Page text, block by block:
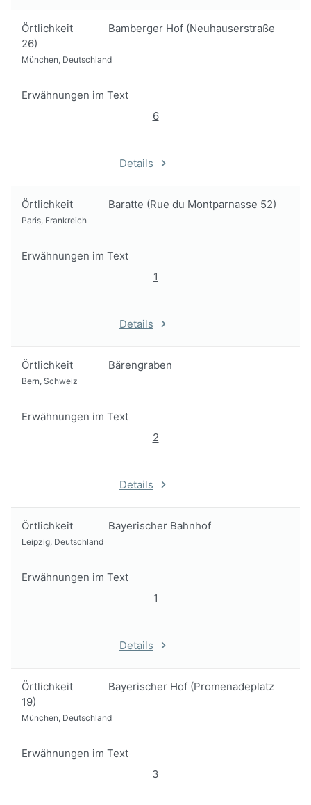
Örtlichkeit
Bamberger Hof (Neuhauserstraße
26)
München, Deutschland
Erwähnungen im Text
6
Details
Örtlichkeit Baratte (Rue du Montparnasse 52)
Paris, Frankreich
Erwähnungen im Text
1
Details
Örtlichkeit Bärengraben
Bern, Schweiz
Erwähnungen im Text
2
Details
Örtlichkeit Bayerischer Bahnhof
Leipzig, Deutschland
Erwähnungen im Text
1
Details
Örtlichkeit
Bayerischer Hof (Promenadeplatz
19)
München, Deutschland
Erwähnungen im Text
3